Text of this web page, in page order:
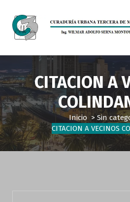
CITACION A
Inicio>Sin
CITACION A VECINOS